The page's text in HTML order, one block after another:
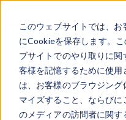
このウェブサイトでは、
にCookieを保存します。
ブサイトでのやり取りに
客様を記憶するために使用
は、お客様のブラウジング
マイズすること、ならび
のメディアの訪問者に関す
Discussion